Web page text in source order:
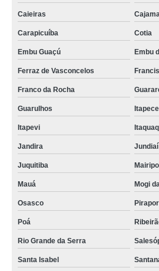
Caieiras
Carapicuíba Cotia
Embu Guaçú Embu
Ferraz de Vasconcelos
Franco da Rocha
Guarulhos
Itapevi
Jandira Jundiaí
Juquitiba
Mauá Mogi
Osasco
Poá
Rio Grande da Serra
Santa Isabel